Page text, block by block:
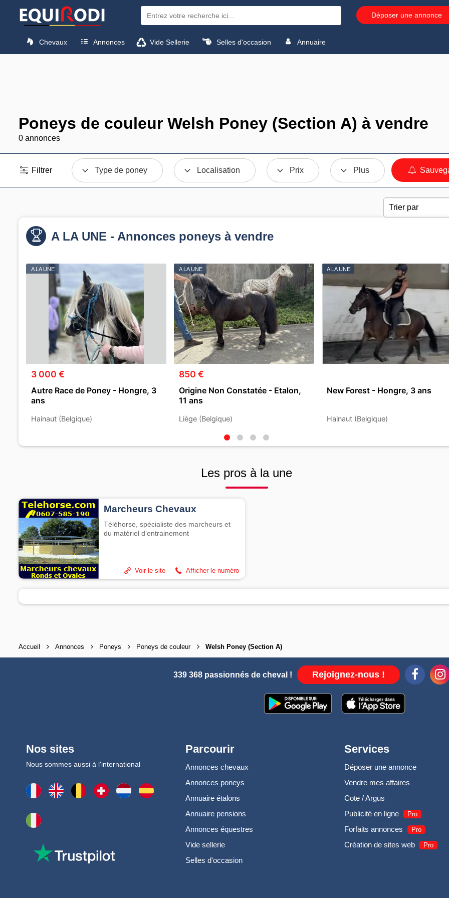
Déposer une annonce
Chevaux Annonces Vide Sellerie Selles d'occasion Annuaire
Poneys de couleur Welsh Poney (Section A) à vendre
0 annonces
Filtrer Type de poney Localisation Prix Plus
A LA UNE - Annonces poneys à vendre
A LA UNE
3 000 €
Autre Race de Poney - Hongre, 3
ans
Hainaut (Belgique)
A LA UNE
850 €
Origine Non Constatée - Etalon,
11 ans
Liège (Belgique)
A LA UNE
New Forest - Hongre, 3 ans
Hainaut (Belgique)
Les pros à la une
Marcheurs Chevaux
Téléhorse, spécialiste des marcheurs et
du matériel d’entrainement
Afficher le numéro
Voir le site
Accueil Annonces Poneys Poneys de couleur Welsh Poney (Section A)
339 368 passionnés de cheval ! Rejoignez-nous !
Nos sites
Nous sommes aussi à l'international
Parcourir
Annonces chevaux
Annonces poneys
Annuaire étalons
Annuaire pensions
Annonces équestres
Vide sellerie
Selles d'occasion
Services
Déposer une annonce
Vendre mes affaires
Cote / Argus
Publicité en ligne
Pro
Forfaits annonces Pro
Création de sites web Pro